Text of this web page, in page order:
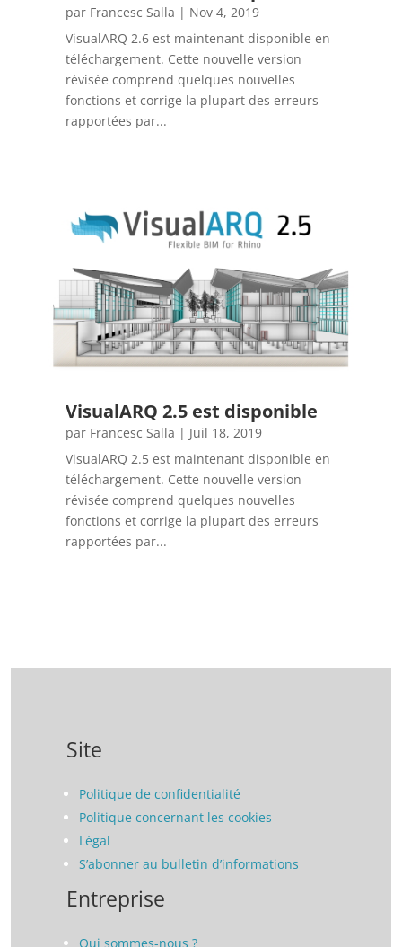
par Francesc Salla | Nov 4, 2019
VisualARQ 2.6 est maintenant disponible en
téléchargement. Cette nouvelle version
révisée comprend quelques nouvelles
fonctions et corrige la plupart des erreurs
rapportées par...
VisualARQ 2.5 est disponible
par Francesc Salla | Juil 18, 2019
VisualARQ 2.5 est maintenant disponible en
téléchargement. Cette nouvelle version
révisée comprend quelques nouvelles
fonctions et corrige la plupart des erreurs
rapportées par...
Site
Politique de confidentialité
Politique concernant les cookies
Légal
S’abonner au bulletin d’informations
Entreprise
Qui sommes-nous ?